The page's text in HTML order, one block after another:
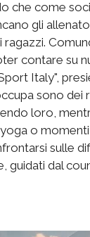
che come
gli
contare su
Italy",
sono dei
loro,
o
sulle
guidati dal